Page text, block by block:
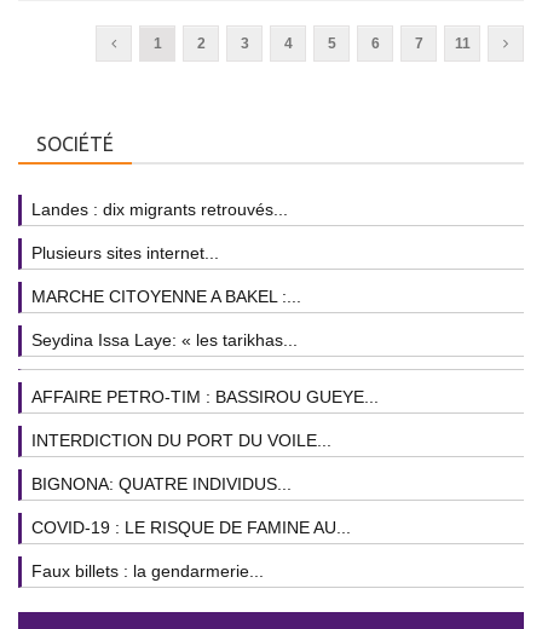
1 2 3 4 5 6 7 11
SOCIÉTÉ
Landes : dix migrants retrouvés...
Plusieurs sites internet...
MARCHE CITOYENNE A BAKEL :...
Seydina Issa Laye: « les tarikhas...
AFFAIRE PETRO-TIM : BASSIROU GUEYE...
INTERDICTION DU PORT DU VOILE...
BIGNONA: QUATRE INDIVIDUS...
COVID-19 : LE RISQUE DE FAMINE AU...
Faux billets : la gendarmerie...